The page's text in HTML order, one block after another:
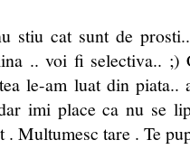
stiu cat sunt de
.. voi fi selectiva.. ;)
le-am luat din
imi place ca nu se
. Multumesc tare . Te